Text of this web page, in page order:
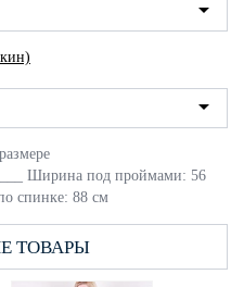
Ширина под проймами: 56
спинке: 88 см
ТОВАРЫ